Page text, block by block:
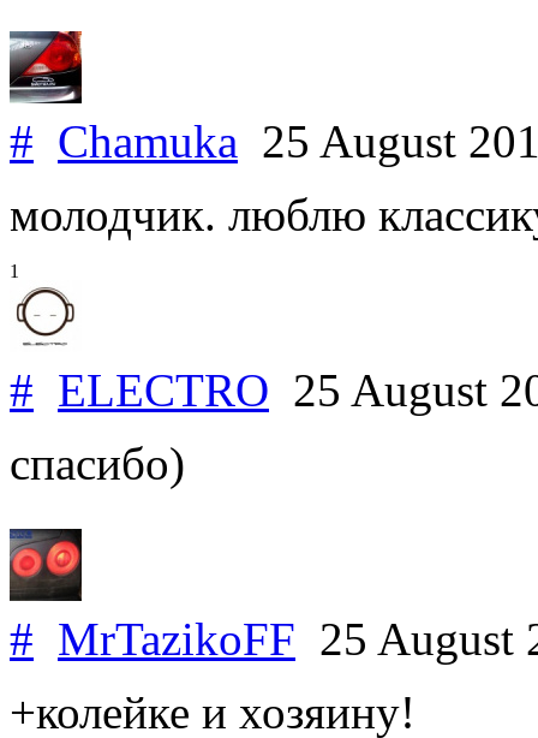
# Chamuka 25 August
молодчик. люблю
1
# ELECTRO 25 August
спасибо)
# MrTazikoFF 25 August
+колейке и хозяину!